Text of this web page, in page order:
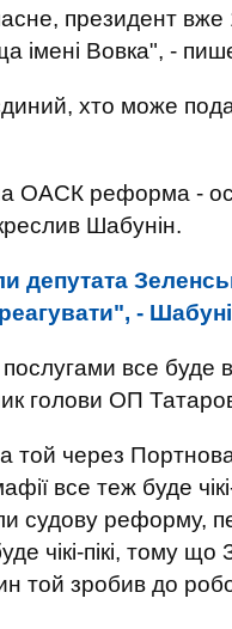
президент вже
імені Вовка", -
хто може
ОАСК реформа -
Шабунін.
депутата
-
все буде
голови ОП
той через
все теж буде
судову реформу,
чікі-пікі, тому
той зробив до